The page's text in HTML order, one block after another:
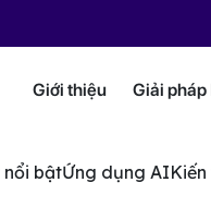
Giới thiệu Giải
nổi bậtỨng dụng AI